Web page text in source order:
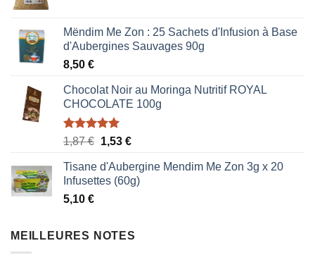
Mëndim Me Zon : 25 Sachets d'Infusion à Base
d'Aubergines Sauvages 90g
8,50 €
Chocolat Noir au Moringa Nutritif ROYAL
CHOCOLATE 100g
Note5.00
1,87€ Le
initial
était :
1,53 €Le
actuel
est :
Tisane d'Aubergine Mendim Me Zon 3g x 20
Infusettes (60g)
5,10 €
MEILLEURES NOTES